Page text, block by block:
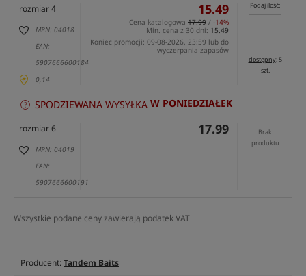
rozmiar 4
MPN: 04018
EAN:
5907666600184
0,14
15.49
Cena katalogowa 17.99 / -14%
Min. cena z 30 dni: 15.49
Koniec promocji: 09-08-2026, 23:59 lub do
wyczerpania zapasów
Podaj ilość:
dostępny: 5
szt.
SPODZIEWANA WYSYŁKA W PONIEDZIAŁEK
rozmiar 6
MPN: 04019
EAN:
5907666600191
17.99
Brak
produktu
Wszystkie podane ceny zawierają podatek VAT
Producent:Tandem Baits